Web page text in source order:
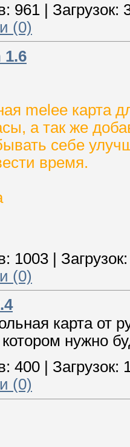
961 Загрузок:
(0)
1.6
melee карта
а так же
себе
время.
1003 | Загрузок:
(0)
карта от
нужно
400 Загрузок:
(0)